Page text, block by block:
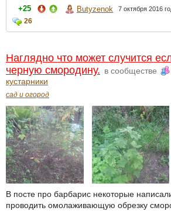
+25 Butyzenok 7 октября 2016
26
Наглядно что может случится
черную смородину. в сообществе
кустарники
сад и огород
В посте про барбарис некоторые
проводить омолаживающую обрезку